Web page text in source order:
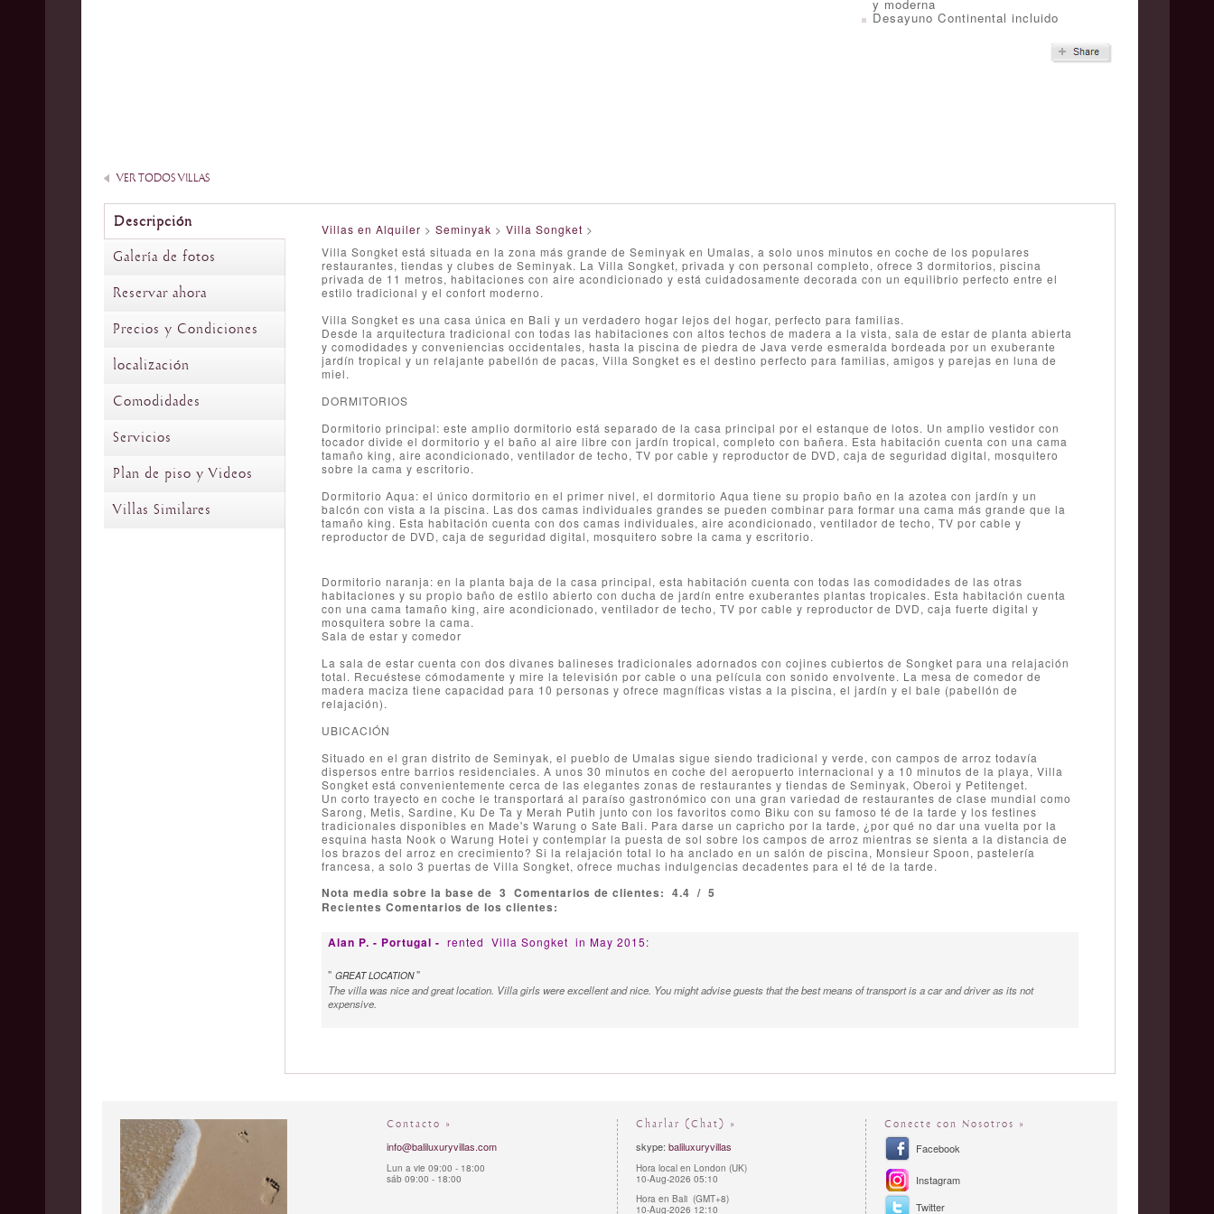
y moderna
Desayuno Continental incluido
VER TODOS VILLAS
Descripción
Galería de fotos
Reservar ahora
Precios y Condiciones
localización
Comodidades
Servicios
Plan de piso y Videos
Villas Similares
Villas en Alquiler > Seminyak > Villa Songket >
Villa Songket está situada en la zona más grande de Seminyak en Umalas, a solo unos minutos en coche de los populares
restaurantes, tiendas y clubes de Seminyak. La Villa Songket, privada y con personal completo, ofrece 3 dormitorios, piscina
privada de 11 metros, habitaciones con aire acondicionado y está cuidadosamente decorada con un equilibrio perfecto entre el
estilo tradicional y el confort moderno.
Villa Songket es una casa única en Bali y un verdadero hogar lejos del hogar, perfecto para familias.
Desde la arquitectura tradicional con todas las habitaciones con altos techos de madera a la vista, sala de estar de planta abierta
y comodidades y conveniencias occidentales, hasta la piscina de piedra de Java verde esmeralda bordeada por un exuberante
jardín tropical y un relajante pabellón de pacas, Villa Songket es el destino perfecto para familias, amigos y parejas en luna de
miel.
DORMITORIOS
Dormitorio principal: este amplio dormitorio está separado de la casa principal por el estanque de lotos. Un amplio vestidor con
tocador divide el dormitorio y el baño al aire libre con jardín tropical, completo con bañera. Esta habitación cuenta con una cama
tamaño king, aire acondicionado, ventilador de techo, TV por cable y reproductor de DVD, caja de seguridad digital, mosquitero
sobre la cama y escritorio.
Dormitorio Aqua: el único dormitorio en el primer nivel, el dormitorio Aqua tiene su propio baño en la azotea con jardín y un
balcón con vista a la piscina. Las dos camas individuales grandes se pueden combinar para formar una cama más grande que la
tamaño king. Esta habitación cuenta con dos camas individuales, aire acondicionado, ventilador de techo, TV por cable y
reproductor de DVD, caja de seguridad digital, mosquitero sobre la cama y escritorio.
Dormitorio naranja: en la planta baja de la casa principal, esta habitación cuenta con todas las comodidades de las otras
habitaciones y su propio baño de estilo abierto con ducha de jardín entre exuberantes plantas tropicales. Esta habitación cuenta
con una cama tamaño king, aire acondicionado, ventilador de techo, TV por cable y reproductor de DVD, caja fuerte digital y
mosquitera sobre la cama.
Sala de estar y comedor
La sala de estar cuenta con dos divanes balineses tradicionales adornados con cojines cubiertos de Songket para una relajación
total. Recuéstese cómodamente y mire la televisión por cable o una película con sonido envolvente. La mesa de comedor de
madera maciza tiene capacidad para 10 personas y ofrece magníficas vistas a la piscina, el jardín y el bale (pabellón de
relajación).
UBICACIÓN
Situado en el gran distrito de Seminyak, el pueblo de Umalas sigue siendo tradicional y verde, con campos de arroz todavía
dispersos entre barrios residenciales. A unos 30 minutos en coche del aeropuerto internacional y a 10 minutos de la playa, Villa
Songket está convenientemente cerca de las elegantes zonas de restaurantes y tiendas de Seminyak, Oberoi y Petitenget.
Un corto trayecto en coche le transportará al paraíso gastronómico con una gran variedad de restaurantes de clase mundial como
Sarong, Metis, Sardine, Ku De Ta y Merah Putih junto con los favoritos como Biku con su famoso té de la tarde y los festines
tradicionales disponibles en Made's Warung o Sate Bali. Para darse un capricho por la tarde, ¿por qué no dar una vuelta por la
esquina hasta Nook o Warung Hotei y contemplar la puesta de sol sobre los campos de arroz mientras se sienta a la distancia de
los brazos del arroz en crecimiento? Si la relajación total lo ha anclado en un salón de piscina, Monsieur Spoon, pastelería
francesa, a solo 3 puertas de Villa Songket, ofrece muchas indulgencias decadentes para el té de la tarde.
Nota media sobre la base de 3 Comentarios de clientes: 4.4 / 5
Recientes Comentarios de los clientes:
Alan P. - Portugal - rented Villa Songket in May 2015:
" GREAT LOCATION"
The villa was nice and great location. Villa girls were excellent and nice. You might advise guests that the best means of transport is a car and driver as its not
expensive.
Contacto »
info@baliluxuryvillas.com
Lun a vie 09:00 - 18:00
sáb 09:00 - 18:00
Charlar (Chat) »
skype: baliluxuryvillas
Hora local en London (UK)
10-Aug-2026 05:10
Hora en Bali (GMT+8)
10-Aug-2026 12:10
Conecte con Nosotros »
Facebook
Instagram
Twitter